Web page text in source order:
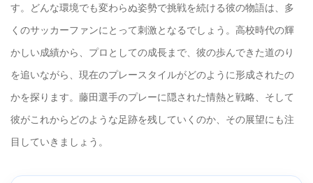
す。どんな環境でも変わらぬ姿勢で挑戦を続ける彼の物語は、多
くのサッカーファンにとって刺激となるでしょう。高校時代の輝
かしい成績から、プロとしての成長まで、彼の歩んできた道のり
を追いながら、現在のプレースタイルがどのように形成されたの
かを探ります。藤田選手のプレーに隠された情熱と戦略、そして
彼がこれからどのような足跡を残していくのか、その展望にも注
目していきましょう。